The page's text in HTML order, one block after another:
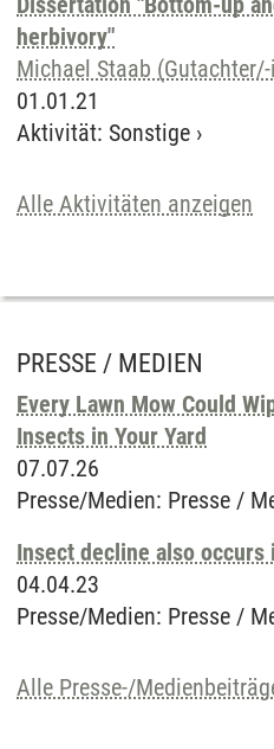
herbivory"
Michael Staab
01.01.21
Aktivität: Sonstige ›
Alle Aktivitäten anzeigen
PRESSE / MEDIEN
Every Lawn Mow Could
Insects in Your Yard
07.07.26
Presse/Medien: Presse /
Insect decline also
04.04.23
Presse/Medien: Presse /
Alle Presse-/